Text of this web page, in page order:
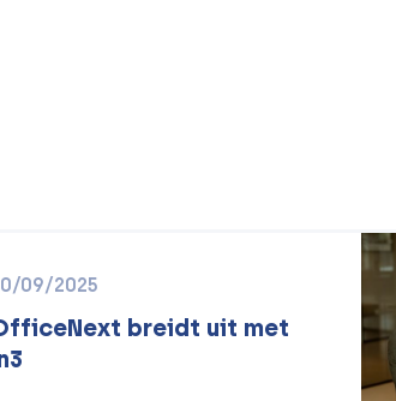
09/2025
breidt uit met